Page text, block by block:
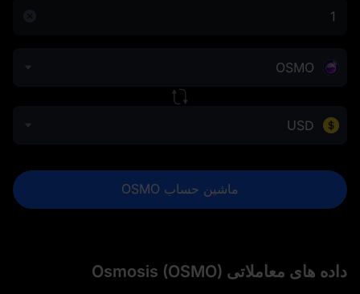
OSMO
USD
ماشین حساب OSMO
داده‌ های معاملاتی Osmosis (OSMO)